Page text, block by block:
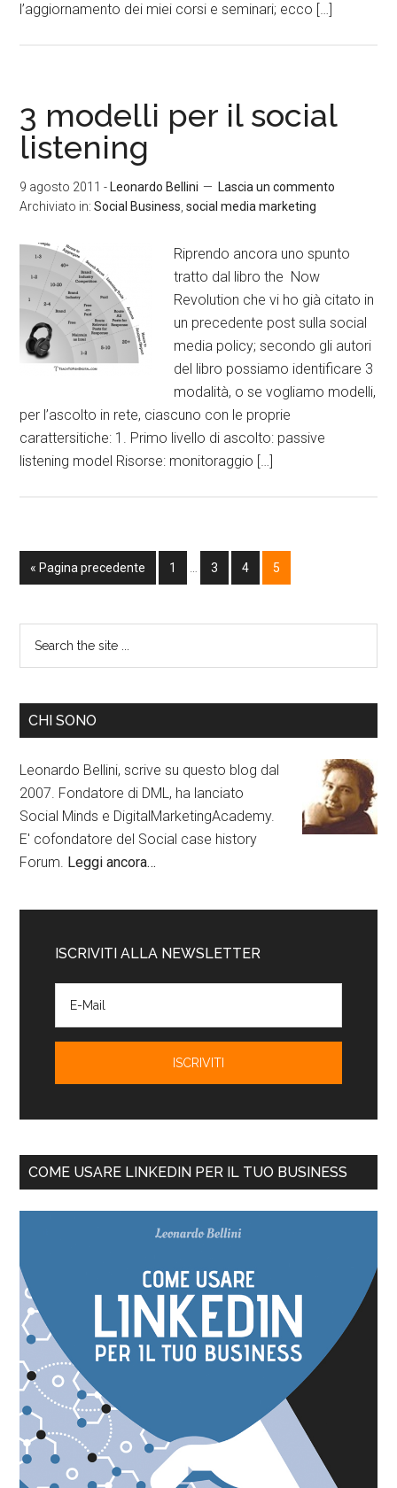
l’aggiornamento dei miei corsi e seminari; ecco […]
3 modelli per il social
listening
9 agosto 2011 - Leonardo Bellini
Lascia un commento
Archiviato in:Social Business ,social media marketing
Riprendo ancora uno spunto
tratto dal libro the Now
Revolution che vi ho già citato in
un precedente post sulla social
media policy; secondo gli autori
del libro possiamo identificare 3
modalità, o se vogliamo modelli,
per l’ascolto in rete, ciascuno con le proprie
carattersitiche: 1. Primo livello di ascolto: passive
listening model Risorse: monitoraggio […]
« Pagina precedente 1 3 4 5
CHI SONO
Leonardo Bellini, scrive su questo blog dal
2007. Fondatore di DML, ha lanciato
Social Minds e DigitalMarketingAcademy.
E' cofondatore del Social case history
Forum. Leggi ancora…
ISCRIVITI ALLA NEWSLETTER
COME USARE LINKEDIN PER IL TUO BUSINESS